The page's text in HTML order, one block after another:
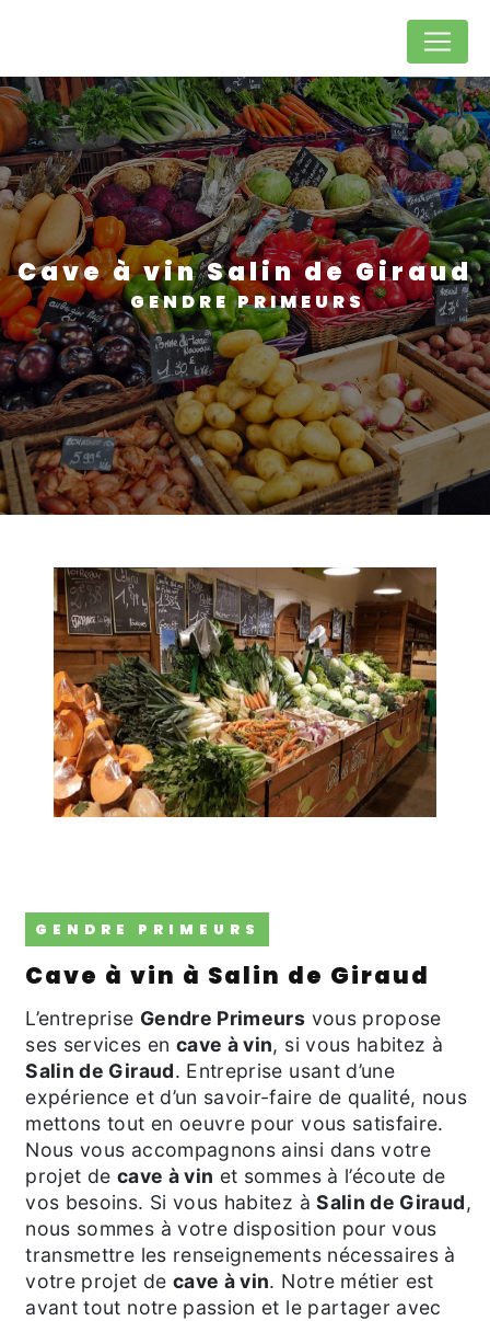
cave à vin Salin de Giraud
GENDRE PRIMEURS
GENDRE PRIMEURS
cave à vin à Salin de Giraud
L’entreprise Gendre Primeurs vous propose
ses services en cave à vin, si vous habitez à
Salin de Giraud. Entreprise usant d’une
expérience et d’un savoir-faire de qualité, nous
mettons tout en oeuvre pour vous satisfaire.
Nous vous accompagnons ainsi dans votre
projet de cave à vin et sommes à l’écoute de
vos besoins. Si vous habitez àSalin de Giraud,
nous sommes à votre disposition pour vous
transmettre les renseignements nécessaires à
votre projet de cave à vin. Notre métier est
avant tout notre passion et le partager avec